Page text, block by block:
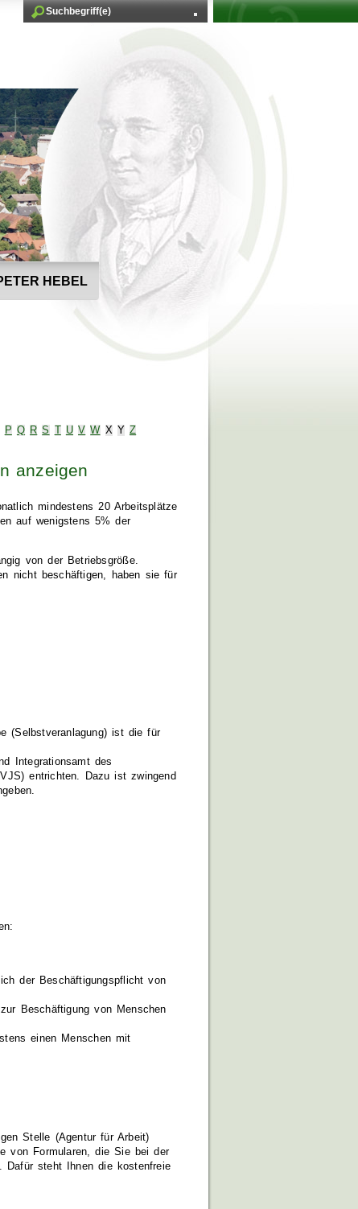
HEBEL
P Q R S U V W X Y Z
anzeigen
mindestens 20 Arbeitsplätze
auf wenigstens 5% der
von der Betriebsgröße.
nicht beschäftigen, haben sie für
(Selbstveranlagung) ist die für
Integrationsamt des
entrichten. Dazu ist zwingend
der Beschäftigungspflicht von
Beschäftigung von Menschen
einen Menschen mit
Stelle (Agentur für Arbeit)
von Formularen, die Sie bei der
Dafür steht Ihnen die kostenfreie